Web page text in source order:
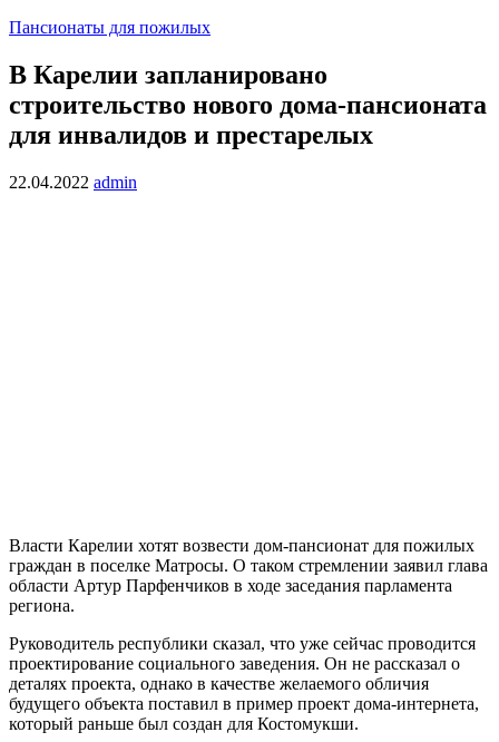
Пансионаты для пожилых
В Карелии запланировано
строительство нового дома-пансионата
для инвалидов и престарелых
22.04.2022 admin
Власти Карелии хотят возвести дом-пансионат для пожилых
граждан в поселке Матросы. О таком стремлении заявил глава
области Артур Парфенчиков в ходе заседания парламента
региона.
Руководитель республики сказал, что уже сейчас проводится
проектирование социального заведения. Он не рассказал о
деталях проекта, однако в качестве желаемого обличия
будущего объекта поставил в пример проект дома-интернета,
который раньше был создан для Костомукши.